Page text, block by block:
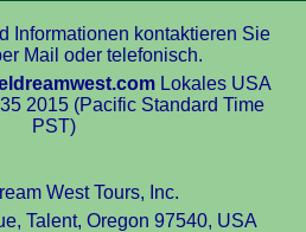
Informationen kontaktieren Sie
Mail oder telefonisch.
Lokales USA
2015 (Pacific Standard Time
PST)
West Tours, Inc.
Talent, Oregon 97540, USA